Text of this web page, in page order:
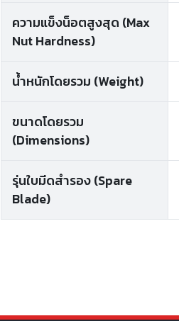
ความแข็งน็อตสูงสุด (Max
Nut Hardness)
น้ำหนักโดยรวม (Weight)
ขนาดโดยรวม
(Dimensions)
รุ่นใบมีดสำรอง (Spare
Blade)